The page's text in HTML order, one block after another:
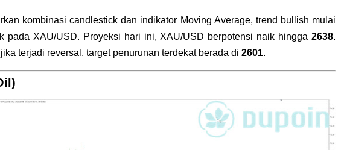
kombinasi candlestick dan indikator Moving Average, trend bullish mulai
pada XAU/USD. Proyeksi hari ini, XAU/USD berpotensi naik hingga 2638.
terjadi reversal, target penurunan terdekat berada di 2601.